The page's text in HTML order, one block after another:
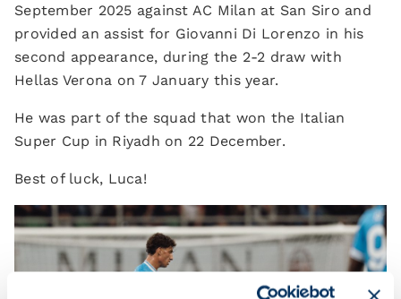
September 2025 against AC Milan at San Siro and
provided an assist for Giovanni Di Lorenzo in his
second appearance, during the 2-2 draw with
Hellas Verona on 7 January this year.
He was part of the squad that won the Italian
Super Cup in Riyadh on 22 December.
Best of luck, Luca!